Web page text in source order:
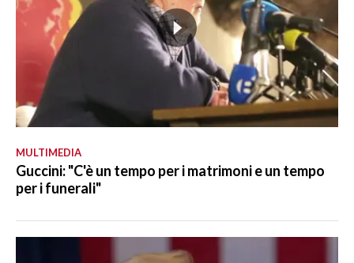
MULTIMEDIA
Guccini: "C'è un tempo per i matrimoni e un tempo
per i funerali"